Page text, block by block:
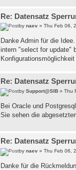
Re: Datensatz
by naev » Thu Feb 06,
Danke Admin für die
intern "select for update"
Re: Datensatz
by Support@SIB » Thu
Bei Oracle und
Sie sehen die
Re: Datensatz
by naev » Thu Feb 06,
Danke für die